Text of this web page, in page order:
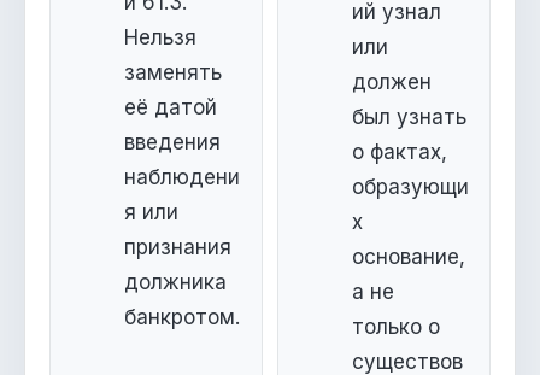
Нельзя
заменять
её датой
введения
наблюдени
я или
признания
должника
банкротом.
ий узнал
или
должен
был узнать
о фактах,
образующи
х
основание,
а не
только о
существов